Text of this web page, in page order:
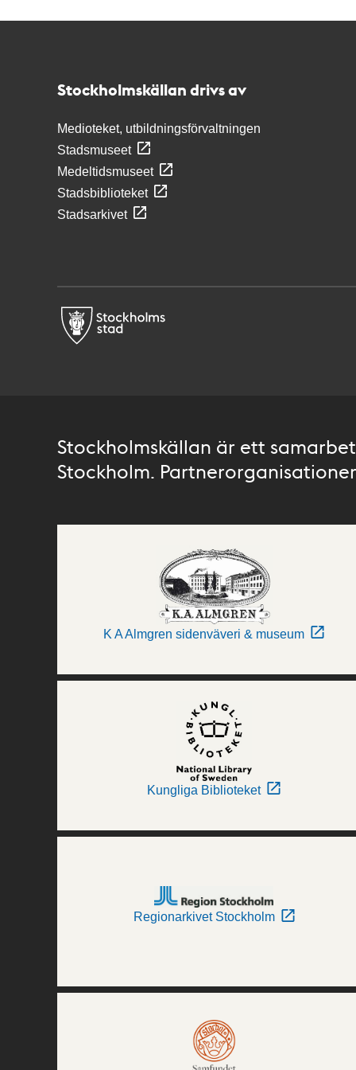
Stockholmskällan drivs av
Medioteket, utbildningsförvaltningen
Stadsmuseet
Medeltidsmuseet
Stadsbiblioteket
Stadsarkivet
Stockholmskällan är ett
Stockholm.
K A Almgren sidenväveri & museum
Kungliga Biblioteket
Regionarkivet Stockholm